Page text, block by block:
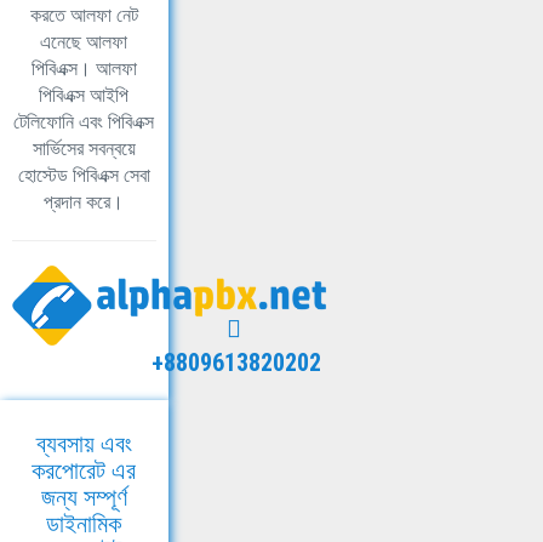
করতে আলফা নেট
এনেছে আলফা
পিবিএক্স। আলফা
পিবিএক্স আইপি
টেলিফোনি এবং পিবিএক্স
সার্ভিসের সবন্বয়ে
হোস্টেড পিবিএক্স সেবা
প্রদান করে।
+8809613820202
ব্যবসায় এবং
করপোরেট এর
জন্য সম্পূর্ণ
ডাইনামিক